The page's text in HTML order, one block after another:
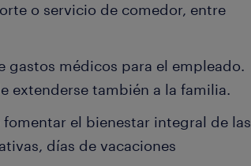
o servicio de comedor, entre
gastos médicos para el empleado.
extenderse también a la familia.
el bienestar integral de las
días de vacaciones